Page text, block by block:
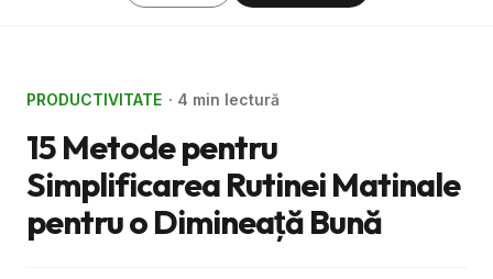
PRODUCTIVITATE · 4 min lectură
15 Metode pentru
Simplificarea Rutinei Matinale
pentru o Dimineaţă Bună